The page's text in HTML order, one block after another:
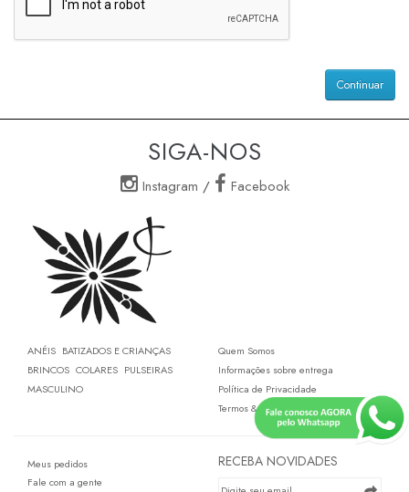
Continuar
SIGA-NOS
Instagram / Facebook
ANÉIS BATIZADOS E CRIANÇAS
BRINCOS COLARES PULSEIRAS
MASCULINO
Quem Somos
Informações sobre entrega
Política de Privacidade
Termos & Condições
Meus pedidos
Fale com a gente
RECEBA NOVIDADES